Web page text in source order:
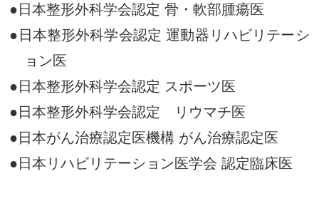
●日本整形外科学会認定 骨・軟部腫瘍医
●日本整形外科学会認定運動器リハビリテーシ
ョン医
●日本整形外科学会認定 スポーツ医
●日本整形外科学会認定 リウマチ医
●日本がん治療認定医機構 がん治療認定医
●日本リハビリテーション医学会 認定臨床医